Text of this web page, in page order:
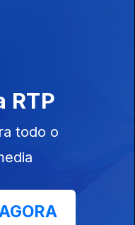
Viseu
Ep. 5
08 ago. 2022
RTP
todo o